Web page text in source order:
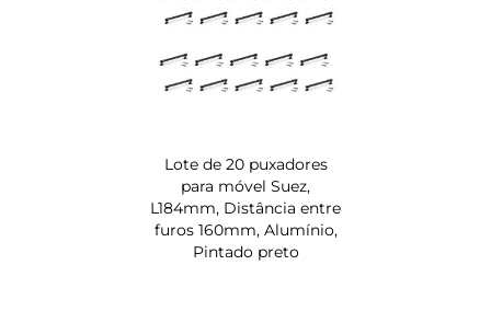
Lote de 20 puxadores
para móvel Suez,
L184mm, Distância entre
furos 160mm, Alumínio,
Pintado preto